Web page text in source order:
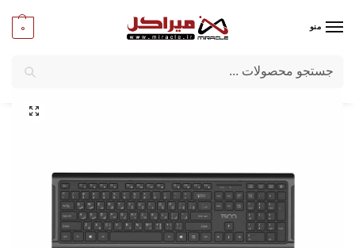
منو 0
میراکل/کامپیوتر/قطعات جانبی